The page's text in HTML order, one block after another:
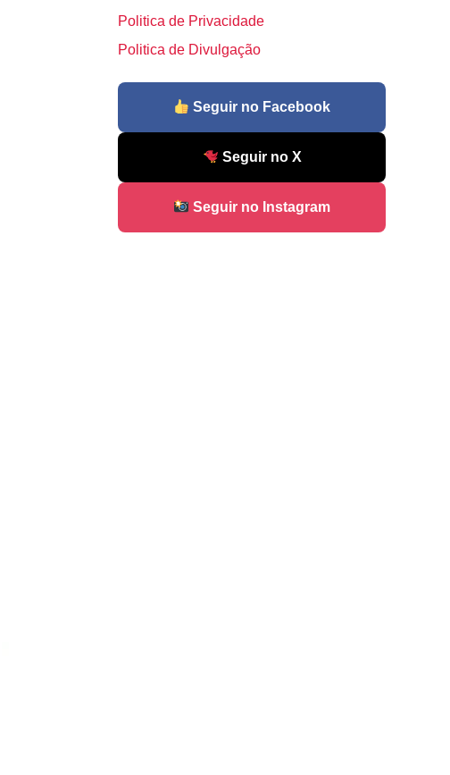
Politica de Privacidade
Politica de Divulgação
Seguir no Facebook
Seguir no X
Seguir no Instagram